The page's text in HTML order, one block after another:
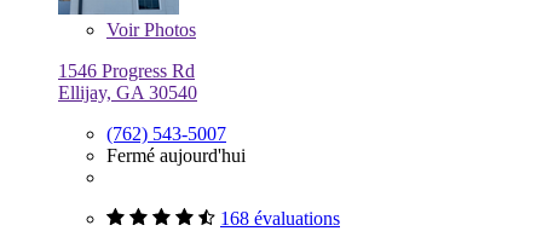
VoirPhotos
1546 Progress Rd
Ellijay, GA 30540
(762) 543-5007
Fermé aujourd'hui
168 évaluations